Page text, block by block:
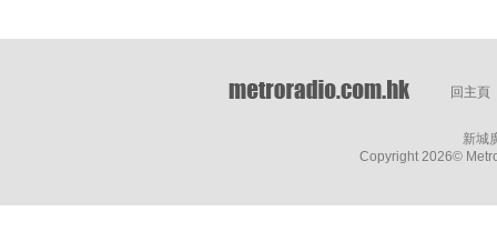
回主頁
新城
Copyright 2026©